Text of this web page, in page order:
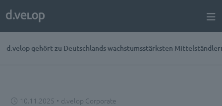
d.velop gehört zu Deutschlands wachstumsstärksten
10.11.2025 d.velop Corporate